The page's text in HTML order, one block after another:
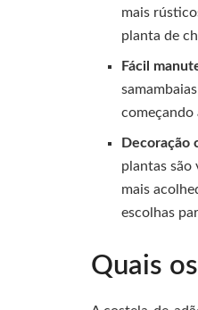
mais
planta de
Fácil
começando
Decoração
plantas são
mais
escolhas
Quais